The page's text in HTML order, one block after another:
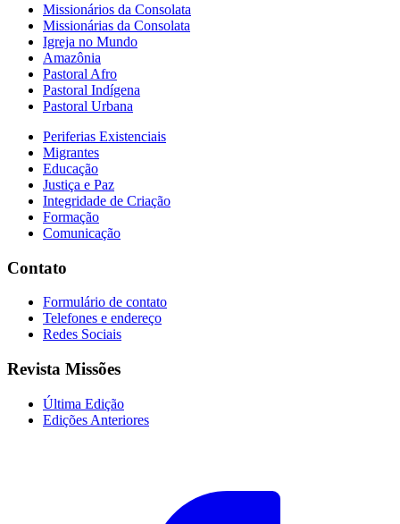
Missionários da Consolata
Missionárias da Consolata
Igreja no Mundo
Amazônia
Pastoral Afro
Pastoral Indígena
Pastoral Urbana
Periferias Existenciais
Migrantes
Educação
Justiça e Paz
Integridade de Criação
Formação
Comunicação
Contato
Formulário de contato
Telefones e endereço
Redes Sociais
Revista Missões
Última Edição
Edições Anteriores